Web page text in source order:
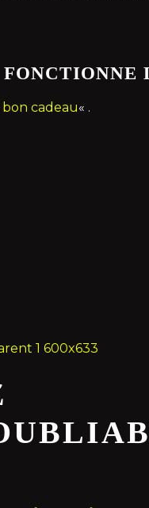
bon cadeau« .